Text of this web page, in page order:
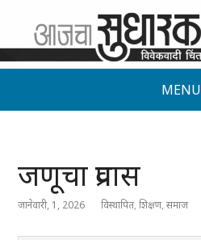
MENU
जणूचा प्रवास
जानेवारी, 1, 2026 विस्थापित,शिक्षण,समाज